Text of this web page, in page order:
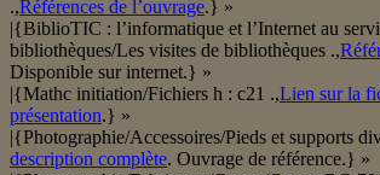
.,Références de l’ouvrage.} »
|{BiblioTIC : l’informatique et l’Internet au
bibliothèques/Les visites de bibliothèques .,
Disponible sur internet.} »
|{Mathc initiation/Fichiers h : c21 .,Lien sur la
présentation.} »
|{Photographie/Accessoires/Pieds et supports
description complète. Ouvrage de référence.} »